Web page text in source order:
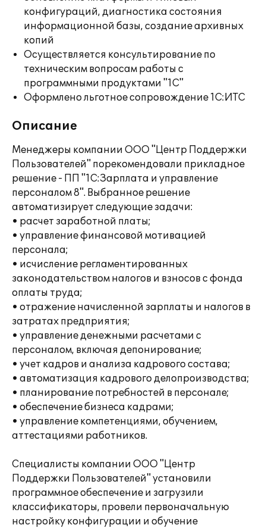
конфигураций, диагностика состояния
информационной базы, создание архивных
копий
Осуществляется консультирование по
техническим вопросам работы с
программными продуктами "1С"
Оформлено льготное сопровождение 1С:ИТС
Описание
Менеджеры компании ООО "Центр Поддержки
Пользователей" порекомендовали прикладное
решение - ПП "1С:Зарплата и управление
персоналом 8". Выбранное решение
автоматизирует следующие задачи:
• расчет заработной платы;
• управление финансовой мотивацией
персонала;
• исчисление регламентированных
законодательством налогов и взносов с фонда
оплаты труда;
• отражение начисленной зарплаты и налогов в
затратах предприятия;
• управление денежными расчетами с
персоналом, включая депонирование;
• учет кадров и анализа кадрового состава;
• автоматизация кадрового делопроизводства;
• планирование потребностей в персонале;
• обеспечение бизнеса кадрами;
• управление компетенциями, обучением,
аттестациями работников.
Специалисты компании ООО "Центр
Поддержки Пользователей" установили
программное обеспечение и загрузили
классификаторы, провели первоначальную
настройку конфигурации и обучение